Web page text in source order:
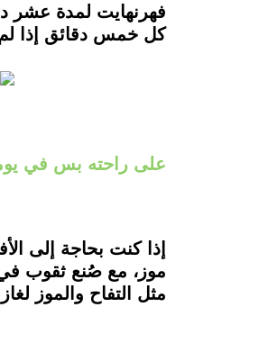
فهرنهايت لمدة عشر
كل خمس دقائق إذا لم
على راحته بس في
إذا كنت بحاجة إلى
موز، مع صُنع ثقوب في
مثل التفاح والموز